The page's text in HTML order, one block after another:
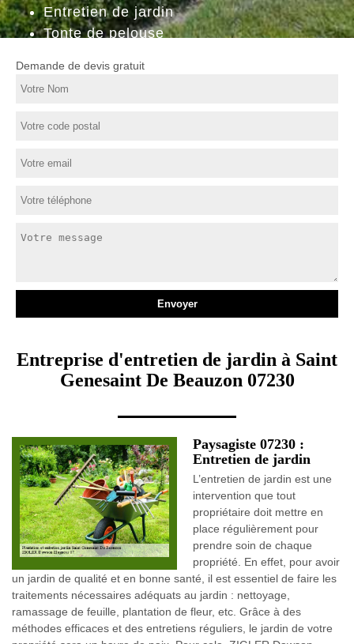
Entretien de jardin
Tonte de pelouse
Demande de devis gratuit
Entreprise d'entretien de jardin à Saint
Genesaint De Beauzon 07230
Paysagiste 07230 :
Entretien de jardin
L’entretien de jardin est une
intervention que tout
propriétaire doit mettre en
place régulièrement pour
prendre soin de chaque
propriété. En effet, pour avoir
un jardin de qualité et en bonne santé, il est essentiel de faire les
traitements nécessaires adéquats au jardin : nettoyage,
ramassage de feuille, plantation de fleur, etc. Grâce à des
méthodes efficaces et des entretiens réguliers, le jardin de votre